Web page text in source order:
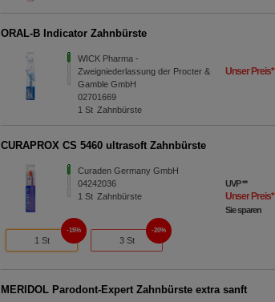
ORAL-B Indicator Zahnbürste
WICK Pharma -
Zweigniederlassung der Procter &
Gamble GmbH
02701669
1St Zahnbürste
Unser Preis*
CURAPROX CS 5460 ultrasoft Zahnbürste
Curaden Germany GmbH
04242036
1St Zahnbürste
UVP**
Unser Preis*
Sie sparen
1 St
15%
3 St
20%
MERIDOL Parodont-Expert Zahnbürste extra sanft